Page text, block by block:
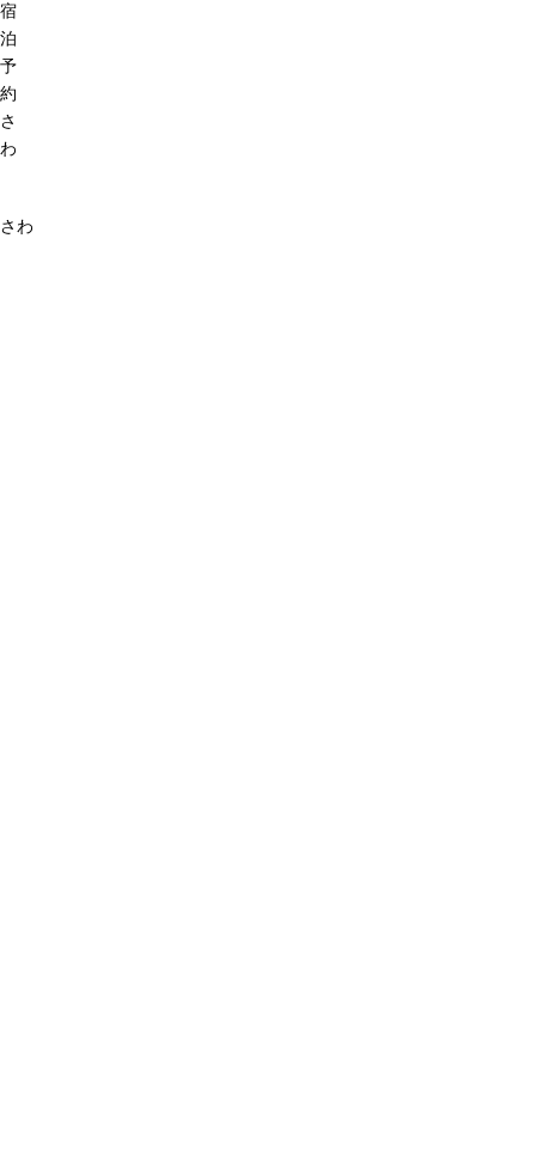
宿
泊
予
約
さ
わ
さわ